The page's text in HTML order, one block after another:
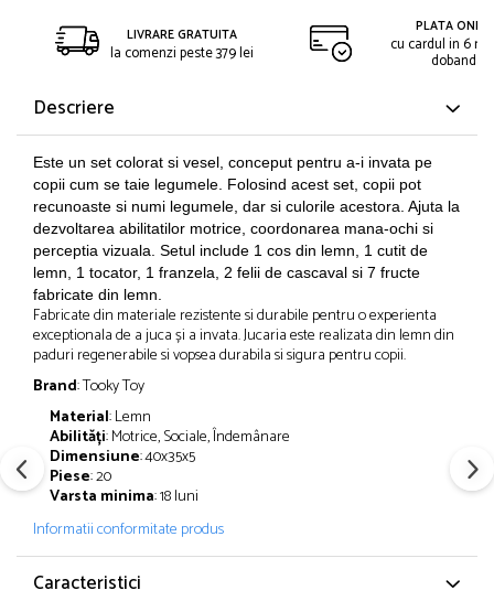
LIVRARE GRATUITA
la comenzi peste 379 lei
PLATA
cu cardul in 6
dobanda
Descriere
Este un set colorat si vesel, conceput pentru a-i invata pe
copii cum se taie legumele. Folosind acest set, copii pot
recunoaste si numi legumele, dar si culorile acestora. Ajuta la
dezvoltarea abilitatilor motrice, coordonarea mana-ochi si
perceptia vizuala. Setul include 1 cos din lemn, 1 cutit de
lemn, 1 tocator, 1 franzela, 2 felii de cascaval si 7 fructe
fabricate din lemn.
Fabricate din materiale rezistente si durabile pentru o experienta
exceptionala de a juca și a invata. Jucaria este realizata din lemn din
paduri regenerabile si vopsea durabila si sigura pentru copii.
Brand: Tooky Toy
Material: Lemn
Abilități: Motrice, Sociale, Îndemânare
Dimensiune: 40x35x5
Piese: 20
Varsta minima: 18 luni
Informatii conformitate produs
Caracteristici